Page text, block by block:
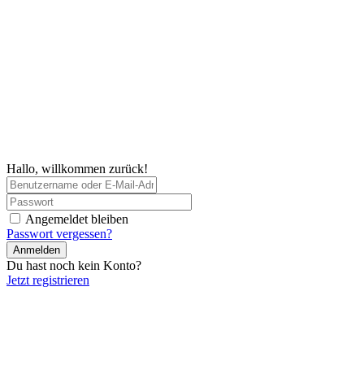
Hallo, willkommen zurück!
Angemeldet bleiben
Passwort vergessen?
Anmelden
Du hast noch kein Konto?
Jetzt registrieren